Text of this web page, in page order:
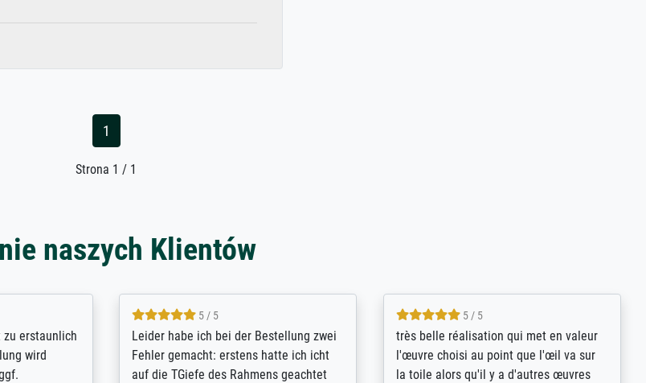
1
Strona 1 / 1
naszych Klientów
The
process
and
5 / 5
The team at Meisterdrucke strives to
meet its clients demands, and provides
expert advice on how to obtain the best
5 / 5
eine große Auswahl an Bildern und
deren Reproduktionsmöglichkeiten;
wurde sehr gut durch die einzelnen